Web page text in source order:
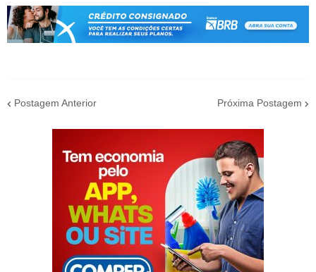
Postagem Anterior Próxima Postagem